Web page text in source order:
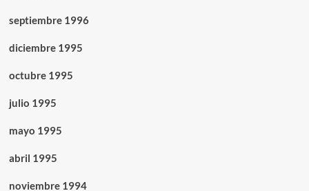
septiembre 1996
diciembre 1995
octubre 1995
julio 1995
mayo 1995
abril 1995
noviembre 1994